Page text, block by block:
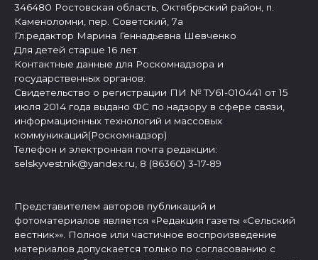
346480 Ростовская область, Октябрьский район, п.
Каменоломни, пер. Советский, 7а
Гл.редактор Марина Геннадьевна Шевченко
Для детей старше 16 лет.
Контактные данные для Роскомнадзора и
государственных органов:
Свидетельство о регистрации ПИ № ТУ61-010441 от 15
июля 2014 года выдано ФС по надзору в сфере связи,
информационных технологий и массовых
коммуникаций(Роскомнадзор)
Телефон и электронная почта редакции:
selskyvestnik@yandex.ru, 8 (86360) 3-17-89
Представителем авторов публикаций и
фотоматериалов является «Редакция газеты «Сельский
вестник»». Полное или частичное воспроизведение
материалов допускается только по согласованию с